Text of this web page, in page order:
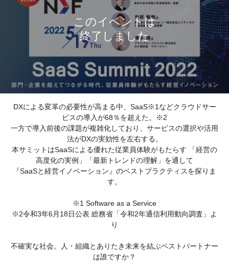
DXによる変革の必要性が高まる中、SaaS※1などクラウドサー
ビスの導入が68％を超えた。※2
一方で導入前後の課題が複雑化しており、サービスの選択や活用
法がDXの実効性を左右する。
本サミットはSaaSによる優れた従業員体験がもたらす 「経営の
高度化の実例」「最新トレンドの理解」を通して
『SaaSと経営イノベーション』のベストプラクティスを探りま
す。
※1 Software as a Service
※2令和3年6月18日公表 総務省「令和2年通信利用動向調査」よ
り
不確実な社会。人・組織とありたき未来を結ぶベストパートナー
は誰ですか？